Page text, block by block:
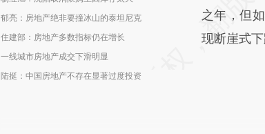
郁亮：房地产绝非要撞冰山的泰坦尼克
住建部：房地产多数指标仍在增长
一线城市房地产成交下滑明显
陆挺：中国房地产不存在显著过度投资
之年，但
现断崖式